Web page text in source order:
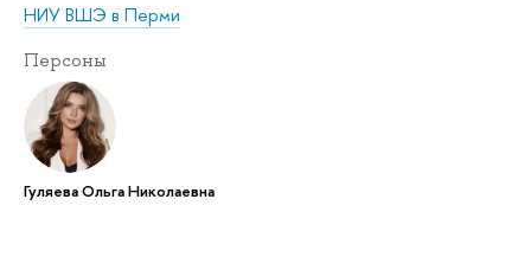
НИУ ВШЭ в Перми
Персоны
Гуляева Ольга Николаевна